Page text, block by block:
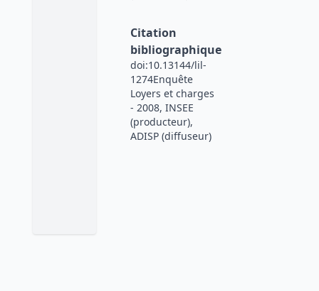
Citation
bibliographique
doi:10.13144/lil-
1274Enquête
Loyers et charges
- 2008, INSEE
(producteur),
ADISP (diffuseur)